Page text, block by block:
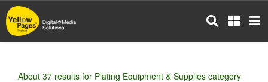
Skip
to
main
About 37 results for Plating Equipment & Supplies category